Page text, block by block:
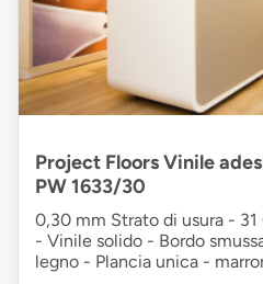
Project Floors Vinile
PW 1633/30
0,30 mm Strato di usura -
- Vinile solido - Bordo
legno - Plancia unica -